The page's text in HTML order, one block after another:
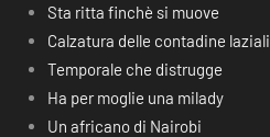
Sta ritta finchè si muove
Calzatura delle contadine laziali
Temporale che distrugge
Ha per moglie una milady
Un africano di Nairobi